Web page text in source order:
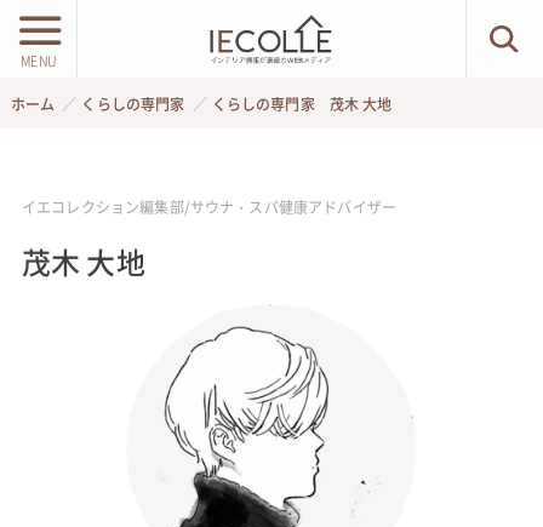
MENU
ホーム くらしの専門家 くらしの専門家 茂木 大地
イエコレクション編集部/サウナ・スパ健康アドバイザー
茂木 大地